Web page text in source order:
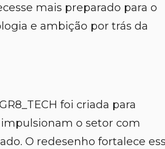
mais preparado para o
e ambição por trás da
foi criada para
o setor com
O redesenho fortalece